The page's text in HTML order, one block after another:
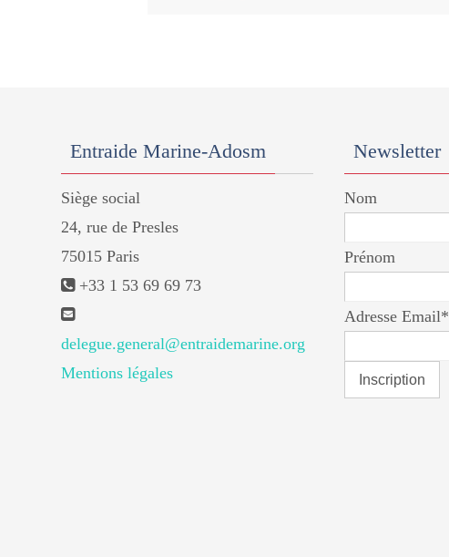
Entraide Marine-Adosm
Siège social
24, rue de Presles
75015 Paris
+33 1 53 69 69 73
delegue.general@entraidemarine.org
Mentions légales
Newsletter
Nom
Prénom
Adresse Email*